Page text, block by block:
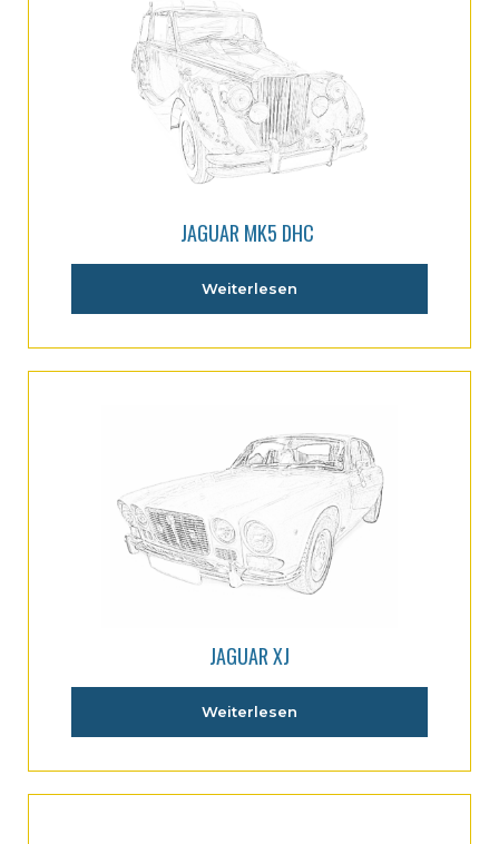
JAGUAR MK5 DHC
Weiterlesen
JAGUAR XJ
Weiterlesen